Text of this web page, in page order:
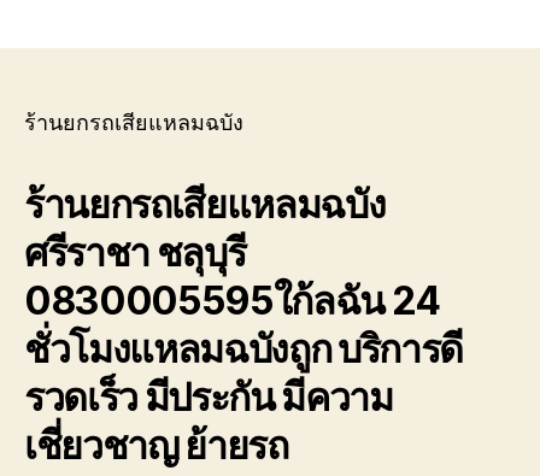
ต้องการ
เหลือ
ฉุกเฉิน
โทร
ชลุ
บุรี
ใก้ล
ฉัน
ร้านยกรถเสียแหลมฉบัง
ร้านยกรถเสียแหลมฉบัง
ศรีราชา ชลุบุรี
0830005595ใก้ลฉัน 24
ชั่วโมงแหลมฉบังถูก บริการดี
รวดเร็ว มีประกัน มีความ
เชี่ยวชาญ ย้ายรถ